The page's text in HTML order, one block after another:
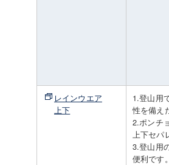
レインウエア
上下
1.登山用
性を備え
2.ポンチ
上下セパ
3.登山用
便利です。